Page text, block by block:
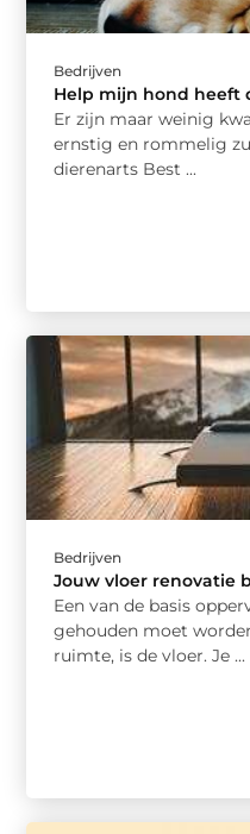
Bedrijven
Help mijn hond heeft
Er zijn maar weinig
ernstig en rommelig
dierenarts Best ...
Bedrijven
Jouw vloer renovatie
Een van de basis
gehouden moet
ruimte, is de vloer. Je ...